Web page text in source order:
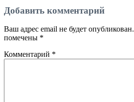
Добавить комментарий
Ваш адрес email не будет опубликован.
помечены *
Комментарий *